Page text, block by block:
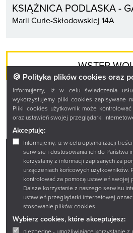
🍪 Polityka plików cookies oraz
Informujemy, iż w celu świadczenia
wykorzystujemy pliki cookies zapisywane
Pliki cookies użytkownik może
oraz ustawień swojej przeglądarki
Akceptuję:
Informujemy, iż w celu optymalizacji
serwisie i dostosowania ich do Państwa
korzystamy z informacji zapisanych za
urządzeniach końcowych użytkowników.
kontrolować za pomocą ustawień swojej
Dalsze korzystanie z naszego serwisu
ustawień przeglądarki internetowej
stosowanie plików cookies.
Wybierz cookies, które akceptujesz:
KSIĄŻNICA PODLASKA -
Marii Curie-Skłodowskiej 14A
WSTĘP
Facebook
TwitterInstagramYouTube
Zadaj pytanie
Wirtualny spacer
Sklep